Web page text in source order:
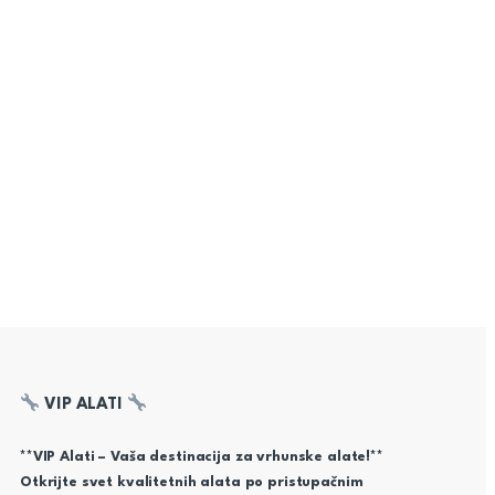
VIP ALATI
**VIP Alati – Vaša destinacija za vrhunske alate!**
Otkrijte svet kvalitetnih alata po pristupačnim